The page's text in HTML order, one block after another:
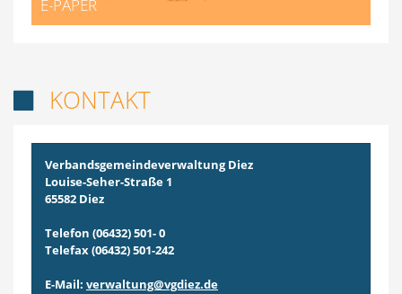
E-PAPER
KONTAKT
Verbandsgemeindeverwaltung Diez
Louise-Seher-Straße 1
65582 Diez
Telefon (06432) 501- 0
Telefax (06432) 501-242
E-Mail: verwaltung@vgdiez.de